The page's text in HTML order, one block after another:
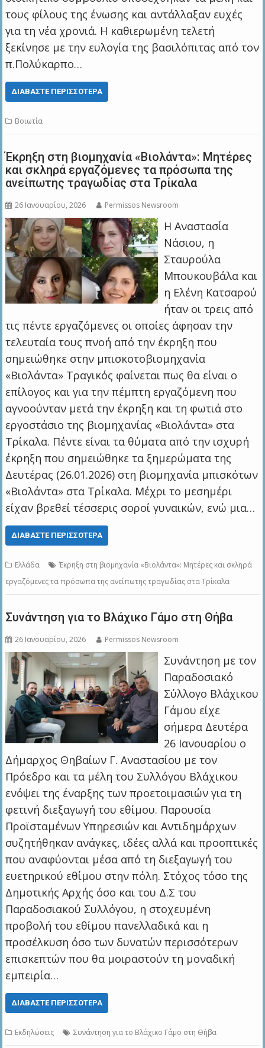
τους φίλους της ένωσης και αντάλλαξαν ευχές
για τη νέα χρονιά. Η καθιερωμένη τελετή
ξεκίνησε με την ευλογία της βασιλόπιτας από τον
π.Πολύκαρπο…
ΔΙΑΒΆΣΤΕ ΠΕΡΙΣΣΌΤΕΡΑ
Βοιωτία
Έκρηξη στη βιομηχανία «Βιολάντα»: Μητέρες
και σκληρά εργαζόμενες τα πρόσωπα της
ανείπωτης τραγωδίας στα Τρίκαλα
26 Ιανουαρίου, 2026 Permissos Newsroom
Η Αναστασία
Νάσιου, η
Σταυρούλα
Μπουκουβάλα και
η Ελένη Κατσαρού
ήταν οι τρεις από
τις πέντε εργαζόμενες οι οποίες άφησαν την
τελευταία τους πνοή από την έκρηξη που
σημειώθηκε στην μπισκοτοβιομηχανία
«Βιολάντα» Τραγικός φαίνεται πως θα είναι ο
επίλογος και για την πέμπτη εργαζόμενη που
αγνοούνταν μετά την έκρηξη και τη φωτιά στο
εργοστάσιο της βιομηχανίας «Βιολάντα» στα
Τρίκαλα. Πέντε είναι τα θύματα από την ισχυρή
έκρηξη που σημειώθηκε τα ξημερώματα της
Δευτέρας (26.01.2026) στη βιομηχανία μπισκότων
«Βιολάντα» στα Τρίκαλα. Μέχρι το μεσημέρι
είχαν βρεθεί τέσσερις σοροί γυναικών, ενώ μια…
ΔΙΑΒΆΣΤΕ ΠΕΡΙΣΣΌΤΕΡΑ
Ελλάδα
Έκρηξη στη βιομηχανία «Βιολάντα»: Μητέρες και σκληρά
εργαζόμενες τα πρόσωπα της ανείπωτης τραγωδίας στα Τρίκαλα
Συνάντηση για το Βλάχικο Γάμο στη Θήβα
26 Ιανουαρίου, 2026 Permissos Newsroom
Συνάντηση με τον
Παραδοσιακό
Σύλλογο Βλάχικου
Γάμου είχε
σήμερα Δευτέρα
26 Ιανουαρίου ο
Δήμαρχος Θηβαίων Γ. Αναστασίου με τον
Πρόεδρο και τα μέλη του Συλλόγου Βλάχικου
ενόψει της έναρξης των προετοιμασιών για τη
φετινή διεξαγωγή του εθίμου. Παρουσία
Προϊσταμένων Υπηρεσιών και Αντιδημάρχων
συζητήθηκαν ανάγκες, ιδέες αλλά και προοπτικές
που αναφύονται μέσα από τη διεξαγωγή του
ευετηρικού εθίμου στην πόλη. Στόχος τόσο της
Δημοτικής Αρχής όσο και του Δ.Σ του
Παραδοσιακού Συλλόγου, η στοχευμένη
προβολή του εθίμου πανελλαδικά και η
προσέλκυση όσο των δυνατών περισσότερων
επισκεπτών που θα μοιραστούν τη μοναδική
εμπειρία…
ΔΙΑΒΆΣΤΕ ΠΕΡΙΣΣΌΤΕΡΑ
Εκδηλώσεις Συνάντηση για το Βλάχικο Γάμο στη Θήβα